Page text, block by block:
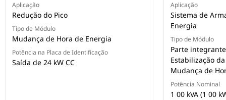
Aplicação
Redução do Pico
Tipo de Módulo
Mudança de Hora de Energia
Potência na Placa de Identificação
Saída de 24 kW CC
Aplicação
Sistema de
Energia
Tipo de Módulo
Parte
Estabilização
Mudança de
Potência Nominal
1 00 kVA (1 00